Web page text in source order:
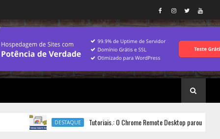
DESTAQUE Tutoriais.: O Chrome Remote Desktop parou de conectar?